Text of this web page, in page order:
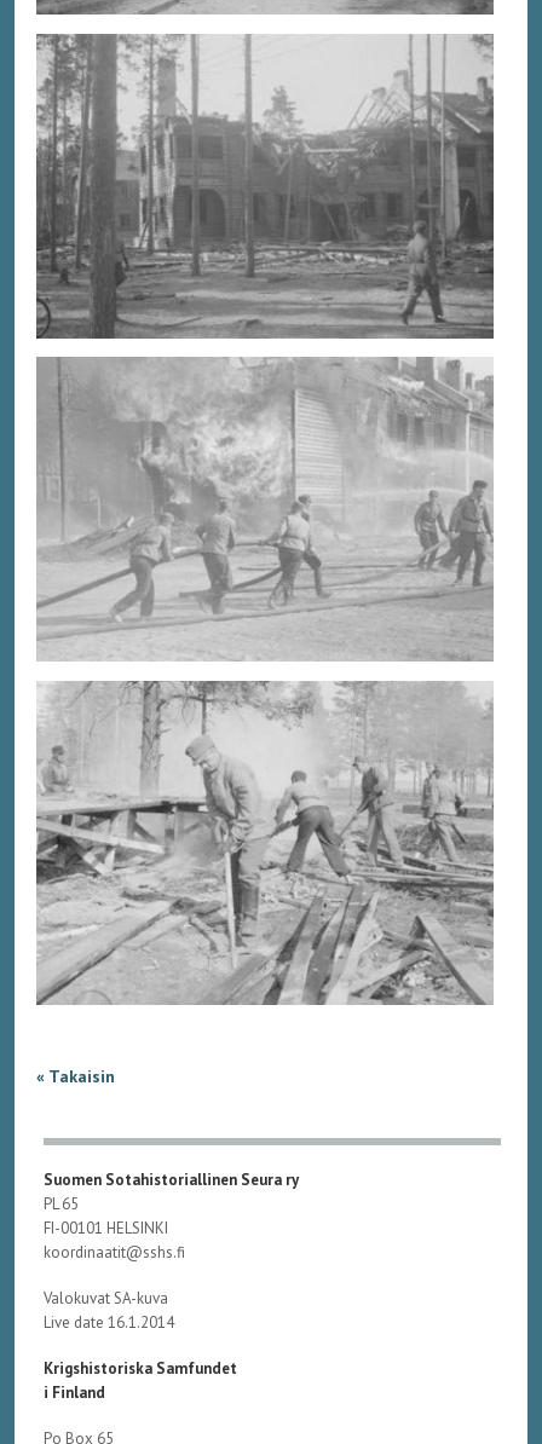
« Takaisin
Suomen Sotahistoriallinen Seura ry
PL 65
FI-00101 HELSINKI
koordinaatit@sshs.fi
Valokuvat SA-kuva
Live date 16.1.2014
Krigshistoriska Samfundet
i Finland
Po Box 65